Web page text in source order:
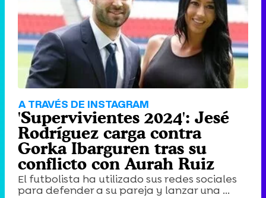
A TRAVÉS DE INSTAGRAM
'Supervivientes 2024': Jesé
Rodríguez carga contra
Gorka Ibarguren tras su
conflicto con Aurah Ruiz
El futbolista ha utilizado sus redes sociales
para defender a su pareja y lanzar una ...